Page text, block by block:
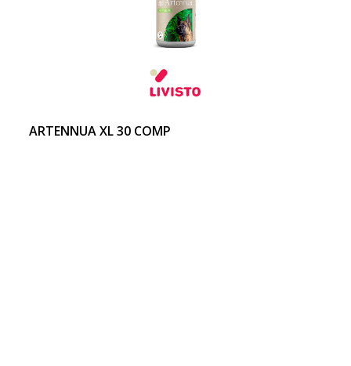
ARTENNUA XL 30 COMP